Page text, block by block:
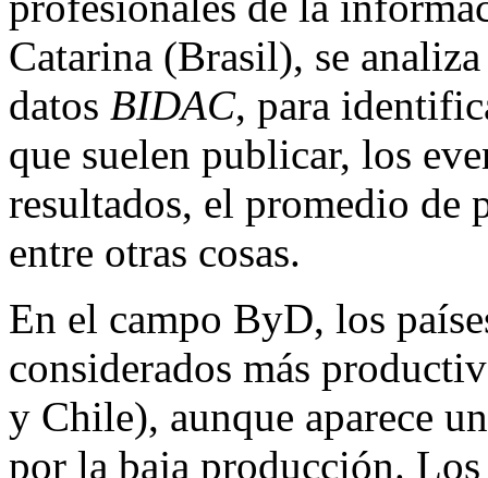
Catarina (Brasil), se
datos BIDAC, para
que suelen publicar, los
resultados, el promedio de
entre otras cosas.
En el campo ByD, los
considerados más
y Chile), aunque aparece
por la baja producción.